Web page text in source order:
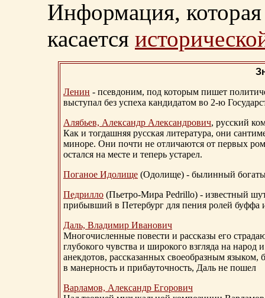
Информация, которая
касается
Ленин - псевдоним, под которым пишет
выступал без успеха кандидатом во 2-ю
Алябьев, Александр Александрович, русский
Как и тогдашняя русская литература, они
миноре. Они почти не отличаются от первых
остался на месте и теперь устарел.
Поганое Идолище (Одолище) - былинный
Педрилло (Пьетро-Мира Pedrillo) - известный
прибывший в Петербург для пения ролей буффа
Даль, Владимир Иванович
Многочисленные повести и рассказы его
глубокого чувства и широкого взгляда на
анекдотов, рассказанных своеобразным
в манерность и прибауточность, Даль не пошел
Варламов, Александр Егорович